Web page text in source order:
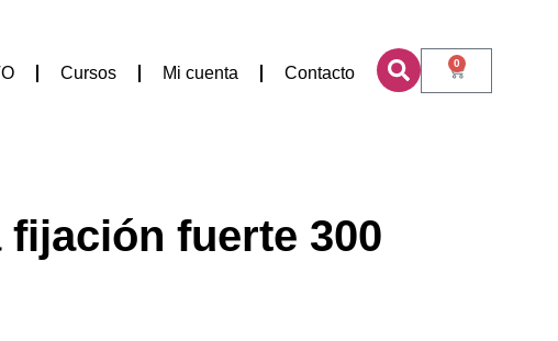
Cursos Mi cuenta Contacto
0
fijación fuerte 300